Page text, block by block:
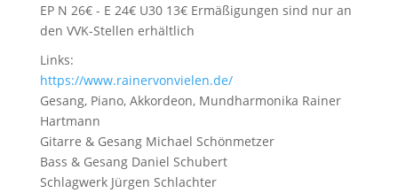
EP N 26€ - E 24€ U30 13€ Ermäßigungen sind nur an
den VVK-Stellen erhältlich
Links:
https://www.rainervonvielen.de/
Gesang, Piano, Akkordeon, Mundharmonika Rainer
Hartmann
Gitarre & Gesang Michael Schönmetzer
Bass & Gesang Daniel Schubert
Schlagwerk Jürgen Schlachter